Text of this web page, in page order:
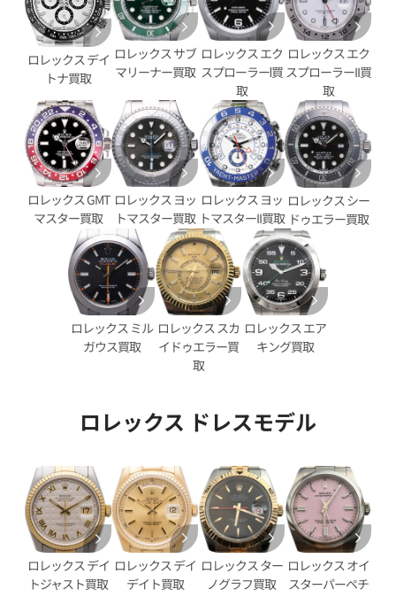
ットマスター 16623NGR ホ ロレックス ヨットマスター
ド
参考買取価格
1,767,000円
※2025年8月9日時点の参考買
ロレックス デイ
トナ買取
ロレックス サブ
マリーナー買取
ロレックス エク
スプローラーⅠ買
取
ロレックス エク
スプローラーII買
取
ロレックス GMT
マスター買取
ロレックス ヨッ
トマスター買取
ロレックス ヨッ
トマスターII買取
ロレックス シー
ドゥエラー買取
ロレックス ミル
ガウス買取
ロレックス スカ
イドゥエラー買
取
ロレックス エア
キング買取
ロレックス ドレスモデル
ロレックス デイ
トジャスト買取
ロレックス デイ
デイト買取
ロレックス ター
ノグラフ買取
ロレックス オイ
スターパーペチ